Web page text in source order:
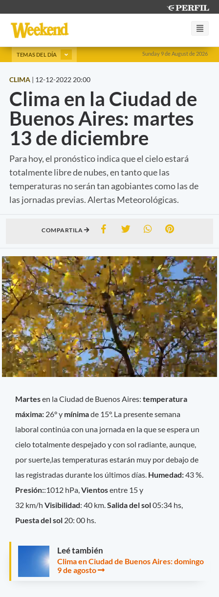
Sunday 9 de August de 2026
TEMAS DEL DÍA
CLIMA | 12-12-2022 20:00
Clima en la Ciudad de
Buenos Aires: martes
13 de diciembre
Para hoy, el pronóstico indica que el cielo estará
totalmente libre de nubes, en tanto que las
temperaturas no serán tan agobiantes como las de
las jornadas previas. Alertas Meteorológicas.
COMPARTILA
Martesen la Ciudad de Buenos Aires:temperatura
máxima: 26° y mínimade 15°. La presente semana
laboral continúa con una jornada en la que se espera un
cielo totalmente despejado y con sol radiante, aunque,
por suerte,las temperaturas estarán muy por debajo de
las registradas durante los últimos días. Humedad:43 %.
Presión::1012 hPa,Vientosentre 15 y
32 km/hVisibilidad: 40 km.Salida del sol05:34 hs,
Puesta del sol 20: 00 hs.
Leé también
Clima en Ciudad de Buenos Aires: domingo
9 de agosto